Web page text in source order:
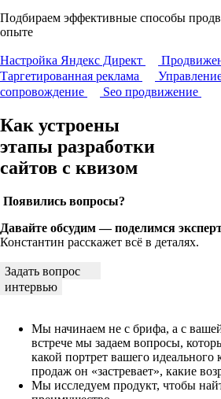
Подбираем эффективные способы
опыте
Настройка Яндекс Директ
Таргетированная реклама
сопровождение
Seo продвижение
Как устроены
этапы разработки
сайтов с квизом
Появились вопросы?
Давайте обсудим — поделимся
Константин расскажет всё в деталях.
Задать вопрос
интервью
Мы начинаем не с брифа, а с
встрече мы задаем вопросы,
какой портрет вашего идеального
продаж он «застревает», какие
Мы исследуем продукт, чтобы